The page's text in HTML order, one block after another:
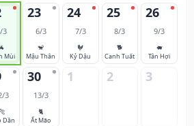
3
🐐
Mùi
23
6/3
🐒
Mậu Thân
24
7/3
🐓
Kỷ Dậu
25
8/3
🐕
Canh Tuất
26
9/3
🐖
Tân Hợi
3
Dần
30
13/3
🐈
Ất Mão
1 2 3